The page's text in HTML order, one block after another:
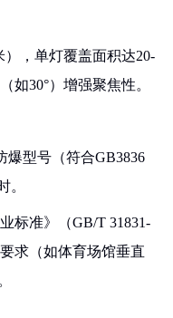
，单灯覆盖面积达20-
如30°）增强聚焦性。
爆型号（符合GB3836
。
标准》（GB/T 31831-
求（如体育场馆垂直